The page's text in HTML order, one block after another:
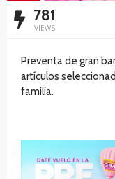
781
VIEWS
Preventa de gran
artículos
familia.